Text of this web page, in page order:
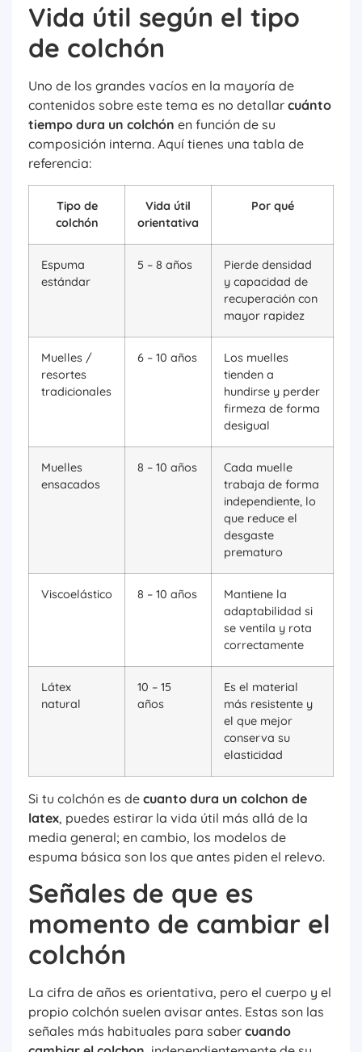
Vida útil según el tipo
de colchón
Uno de los grandes vacíos en la mayoría de
contenidos sobre este tema es no detallar cuánto
tiempo dura un colchón en función de su
composición interna. Aquí tienes una tabla de
referencia:
Tipo de
colchón
Vida útil
orientativa
Por qué
Espuma
estándar
5 – 8 años
Pierde densidad
y capacidad de
recuperación con
mayor rapidez
Muelles /
resortes
tradicionales
6 – 10 años
Los muelles
tienden a
hundirse y perder
firmeza de forma
desigual
Muelles
ensacados
8 – 10 años
Cada muelle
trabaja de forma
independiente, lo
que reduce el
desgaste
prematuro
Viscoelástico 8 – 10 años
Mantiene la
adaptabilidad si
se ventila y rota
correctamente
Látex
natural
10 – 15
años
Es el material
más resistente y
el que mejor
conserva su
elasticidad
Si tu colchón es de cuanto dura un colchon de
latex, puedes estirar la vida útil más allá de la
media general; en cambio, los modelos de
espuma básica son los que antes piden el relevo.
Señales de que es
momento de cambiar el
colchón
La cifra de años es orientativa, pero el cuerpo y el
propio colchón suelen avisar antes. Estas son las
señales más habituales para saber cuando